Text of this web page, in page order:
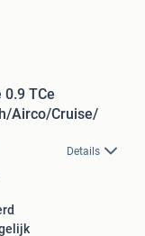
0.9 TCe
Airco/Cruise/
Details